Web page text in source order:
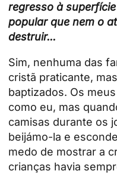
regresso à
popular que nem o
destruir...
Sim, nenhuma das
cristã praticante,
baptizados. Os
como eu, mas
camisas durante os
beijámo-la e
medo de mostrar a
crianças havia